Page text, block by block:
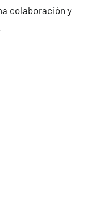
colaboración y